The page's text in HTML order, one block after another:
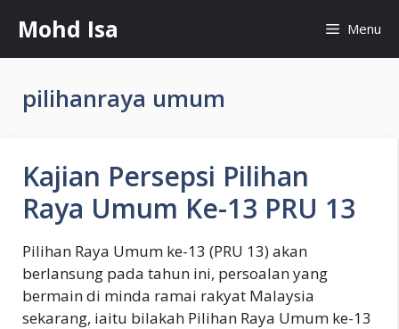
content
Mohd Isa Menu
pilihanraya umum
Kajian Persepsi Pilihan
Raya Umum Ke-13 PRU 13
Pilihan Raya Umum ke-13 (PRU 13) akan
berlansung pada tahun ini, persoalan yang
bermain di minda ramai rakyat Malaysia
sekarang, iaitu bilakah Pilihan Raya Umum ke-13